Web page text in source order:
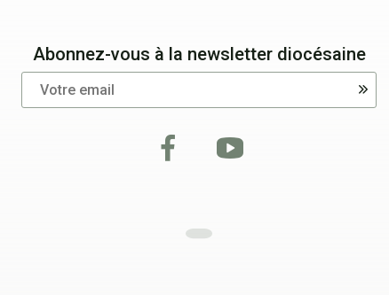
Abonnez-vous à la newsletter diocésaine